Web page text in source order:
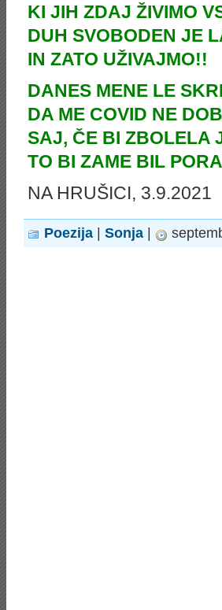
KI JIH ZDAJ ŽIVIMO
DUH SVOBODEN JE
IN ZATO UŽIVAJMO!!
DANES MENE LE
DA ME COVID NE
SAJ, ČE BI ZBOLELA
TO BI ZAME BIL
NA HRUŠICI,
Poezija Sonja